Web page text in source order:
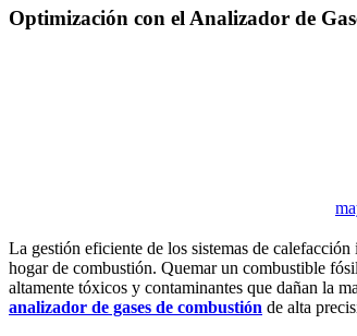
Optimización con el Analizador de
La gestión eficiente de los sistemas de
hogar de combustión. Quemar un combustible
altamente tóxicos y contaminantes que dañan la
analizador de gases de combustión de alta